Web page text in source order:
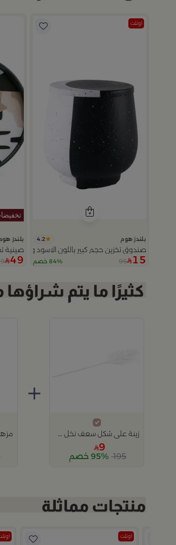
اوتلت
بلندز هوم 4.2
صندوق تخزين حجم كبير باللون الاسود و الابيض 15x15سم من سيا
15
95 84% خصم
بلندز
صينية تقديم دائرية 22.5×22.5
49
زينة على شكل سعف نخل حجم كبير باللون الابيض من أزهى
9
195 95% خصم
+
اوتلت